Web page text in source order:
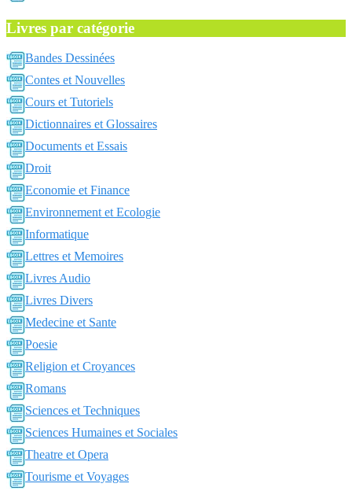
Livres par catégorie
Bandes Dessinées
Contes et Nouvelles
Cours et Tutoriels
Dictionnaires et Glossaires
Documents et Essais
Droit
Economie et Finance
Environnement et Ecologie
Informatique
Lettres et Memoires
Livres Audio
Livres Divers
Medecine et Sante
Poesie
Religion et Croyances
Romans
Sciences et Techniques
Sciences Humaines et Sociales
Theatre et Opera
Tourisme et Voyages